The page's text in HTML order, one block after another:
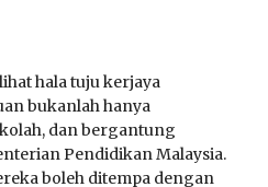
hala tuju kerjaya
bukanlah hanya
dan bergantung
Pendidikan Malaysia.
boleh ditempa dengan